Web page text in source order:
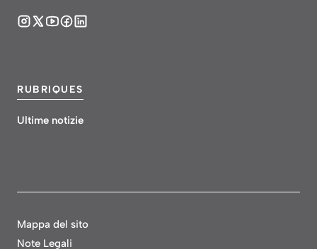
RUBRIQUES
Ultime notizie
Mappa del sito
Note Legali